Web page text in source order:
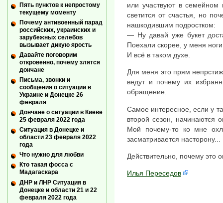
или участвуют в
светится от счастья, но
нашкодившим подростком:
— Ну давай уже букет
Поехали скорее, у меня
И всё в таком духе.
Для меня это прям
ведут и почему их
обращение.
Самое интересное, если у
второй сезон, начинаются
Мой почему-то ко мне
засматривается насторону...
Действительно, почему это
Илья Переседов
Пять пунктов к непростому
текущему моменту
Почему антивоенный парад
российских, украинских и
зарубежных селебов
вызывает дикую ярость
Давайте поговорим
откровенно, почему злятся
дончане
Письма, звонки и
сообщения о ситуации в
Украине и Донецке 26
февраля
Дончане о ситуации в Киеве
25 февраля 2022 года
Ситуация в Донецке и
области 23 февраля 2022
года
Что нужно для любви
Кто такая фосса с
Мадагаскара
ДНР и ЛНР Ситуация в
Донецке и области 21 и 22
февраля 2022 года